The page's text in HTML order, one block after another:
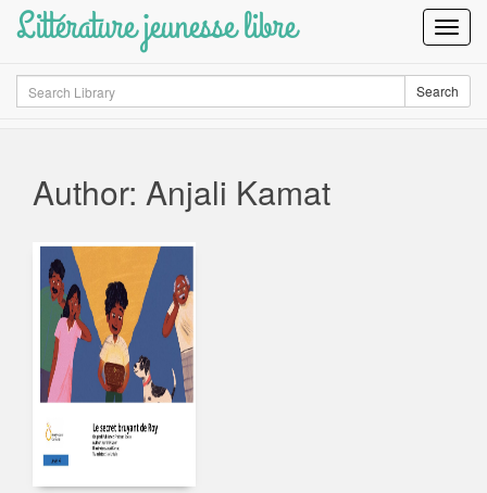
Littérature jeunesse libre
Search Search
Author: Anjali Kamat